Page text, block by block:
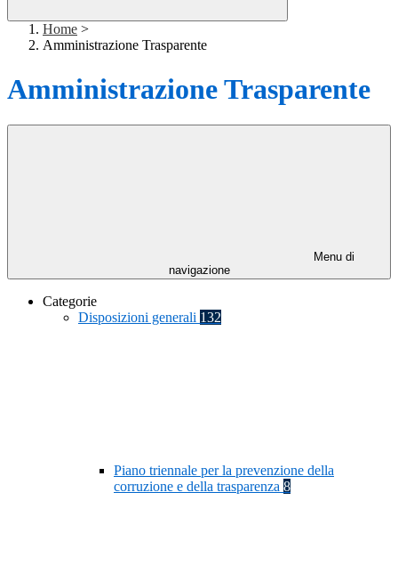
Home >
Amministrazione Trasparente
Amministrazione Trasparente
Menu di
navigazione
Categorie
Disposizioni generali 132
Piano triennale per la prevenzione della
corruzione e della trasparenza 8